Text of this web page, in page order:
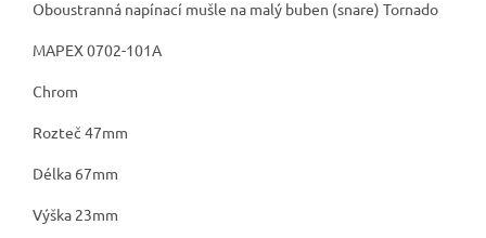
Oboustranná napínací mušle na malý buben (snare) Tornado
MAPEX 0702-101A
Chrom
Rozteč 47mm
Délka 67mm
Výška 23mm